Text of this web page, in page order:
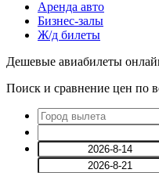
Аренда авто
Бизнес-залы
Ж/д билеты
Дешевые авиабилеты
Поиск и сравнение цен по